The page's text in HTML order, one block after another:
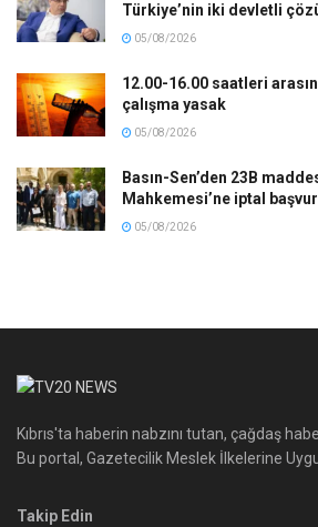
Türkiye’nin iki devletli
05/08/2026
12.00-16.00 saatleri
çalışma yasak
05/08/2026
Basın-Sen’den 23B
Mahkemesi’ne iptal
05/08/2026
Kıbrıs'ta haberin nabzını tutan, çağdaş
Bu portal, Gazetecilik Meslek İlkelerine
Takip Edin